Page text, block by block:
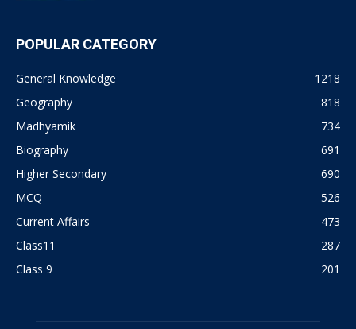
POPULAR CATEGORY
General Knowledge
1218
Geography
818
Madhyamik
734
Biography
691
Higher Secondary
690
MCQ
526
Current Affairs
473
Class11
287
Class 9
201